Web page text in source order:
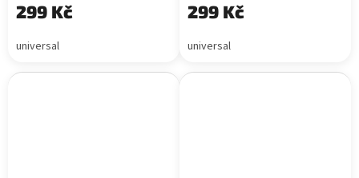
299 Kč
universal
299 Kč
universal